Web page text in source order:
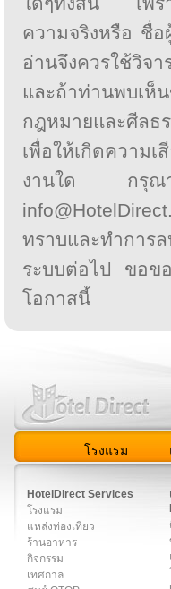
ความจริงหรือ ชื่อ
อ่านจึงควรใช้วิจ
และถ้าท่านพบเห็
กฎหมายและศีลธ
เพื่อให้เกิดความ
งานใด กรุ
ทราบและทำกา
ระบบต่อไป ขอ
โอกาสนี้
โรงแรม
HotelDirect Services
โรงแรม
แหล่งท่องเที่ยว
ร้านอาหาร
กิจกรรม
เทศกาล